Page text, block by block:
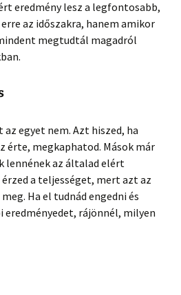
eredmény lesz a legfontosabb,
az időszakra, hanem amikor
megtudtál magadról
egyet nem. Azt hiszed, ha
érte, megkaphatod. Mások már
lennének az általad elért
a teljességet, mert azt az
Ha el tudnád engedni és
eredményedet, rájönnél, milyen